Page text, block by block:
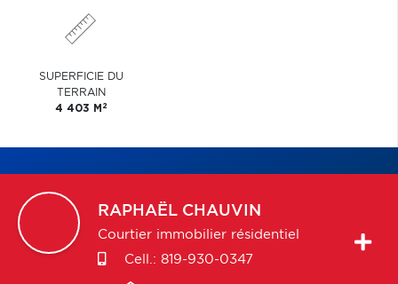
SUPERFICIE DU
TERRAIN
4 403 M 2
RAPHAËL CHAUVIN
Courtier immobilier résidentiel
Cell.: 819-930-0347